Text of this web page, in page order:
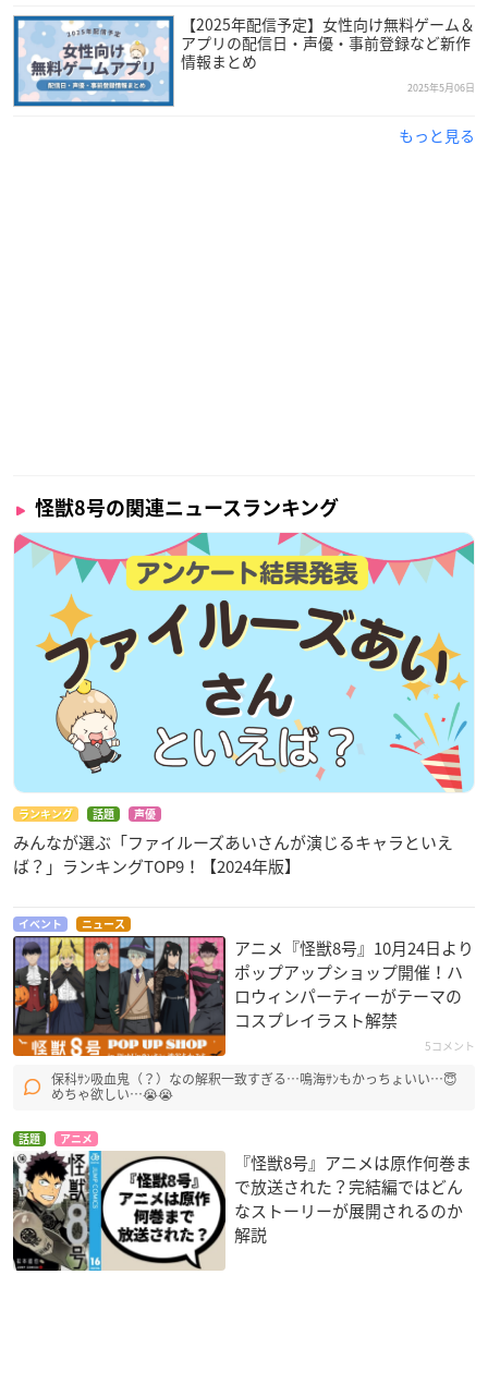
【2025年配信予定】女性向け無料ゲーム＆
アプリの配信日・声優・事前登録など新作
情報まとめ
2025年5月06日
もっと見る
怪獣8号の関連ニュースランキング
ランキング 話題 声優
みんなが選ぶ「ファイルーズあいさんが演じるキャラといえ
ば？」ランキングTOP9！【2024年版】
イベント ニュース
アニメ『怪獣8号』10月24日より
ポップアップショップ開催！ハ
ロウィンパーティーがテーマの
コスプレイラスト解禁
5コメント
保科ｻﾝ吸血鬼（？）なの解釈一致すぎる…鳴海ｻﾝもかっちょいい…😇
めちゃ欲しい…😭😭
話題 アニメ
『怪獣8号』アニメは原作何巻ま
で放送された？完結編ではどん
なストーリーが展開されるのか
解説